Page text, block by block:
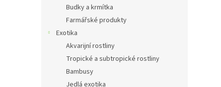
Budky a krmítka
Farmářské produkty
Exotika
Akvarijní rostliny
Tropické a subtropické rostliny
Bambusy
Jedlá exotika